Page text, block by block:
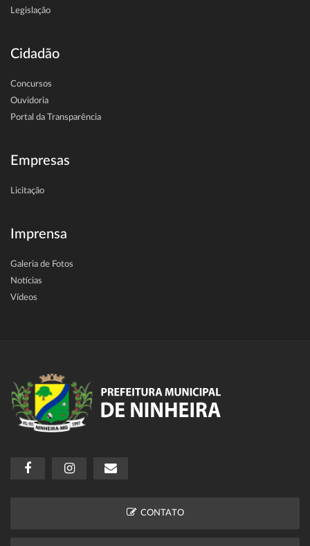
Legislação
Cidadão
Concursos
Ouvidoria
Portal da Transparência
Empresas
Licitação
Imprensa
Galeria de Fotos
Notícias
Vídeos
CONTATO